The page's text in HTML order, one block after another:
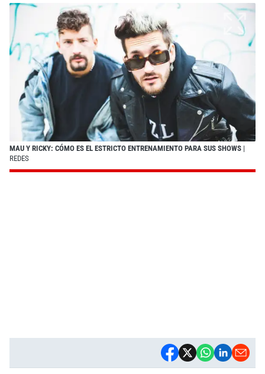
MAU Y RICKY: CÓMO ES EL ESTRICTO ENTRENAMIENTO PARA SUS SHOWS |
REDES